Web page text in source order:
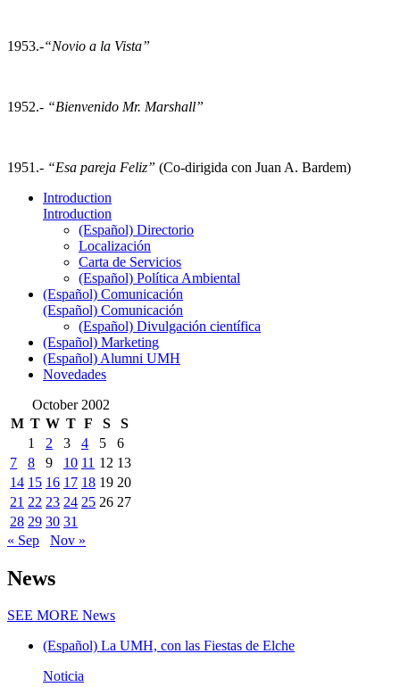
1953.-“Novio a la Vista”
1952.- “Bienvenido Mr. Marshall”
1951.- “Esa pareja Feliz” (Co-dirigida con Juan A. Bardem)
Introduction
Introduction
(Español) Directorio
Localización
Carta de Servicios
(Español) Política Ambiental
(Español) Comunicación
(Español) Comunicación
(Español) Divulgación científica
(Español) Marketing
(Español) Alumni UMH
Novedades
October 2002
M T W T F S
S
1
2 3 4 5
6
7
8 9 10 11 12 13
14 15 16 17 18 19 20
21 22 23 24 25 26 27
28 29 30 31
« Sep
Nov »
News
SEE MORE News
(Español) La UMH, con las Fiestas de Elche
Noticia